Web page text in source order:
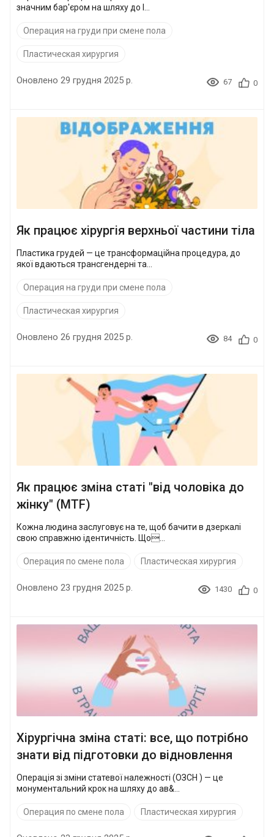
значним бар'єром на шляху до l...
Операция на груди при смене пола
Пластическая хирургия
Оновлено 29 грудня 2025 р. 67 0
Як працює хірургія верхньої частини тіла
Пластика грудей — це трансформаційна процедура, до
якої вдаються трансгендерні та...
Операция на груди при смене пола
Пластическая хирургия
Оновлено 26 грудня 2025 р. 84 0
Як працює зміна статі "від чоловіка до
жінку" (MTF)
Кожна людина заслуговує на те, щоб бачити в дзеркалі
свою справжню ідентичність. Що...
Операция по смене пола Пластическая хирургия
Оновлено 23 грудня 2025 р. 1430 0
Хірургічна зміна статі: все, що потрібно
знати від підготовки до відновлення
Операція зі зміни статевої належності (ОЗСН ) — це
монументальний крок на шляху до ав&...
Операция по смене пола Пластическая хирургия